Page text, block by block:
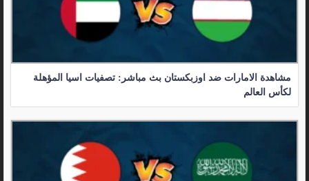
مشاهدة الامارات ضد اوزبكستان بث مباشر: تصفيات اسيا المؤهلة
لكأس العالم